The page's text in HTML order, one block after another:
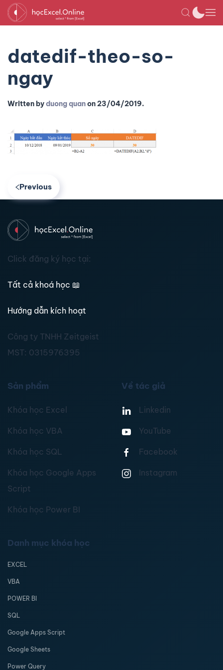
datedif-theo-so-
ngay
Written byduong quanon23/04/2019.
Previous
Click đăng ký học tại:
Tất cả khoá học 📖
Hướng dẫn kích hoạt
Công ty TNHH Zeitgeist
MST: 0315976395
Sản phẩm
Khóa học Excel
Khóa học VBA
Khóa học SQL
Khóa học Google Apps
Script
Khóa học Power BI
Về tác giả
Linkedin
YouTube
Facebook
Instagram
Danh mục khóa học
EXCEL
VBA
POWER BI
SQL
Google Apps Script
Google Sheets
Power Query